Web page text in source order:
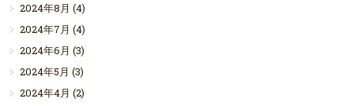
2024年8月 (4)
2024年7月 (4)
2024年6月 (3)
2024年5月 (3)
2024年4月 (2)